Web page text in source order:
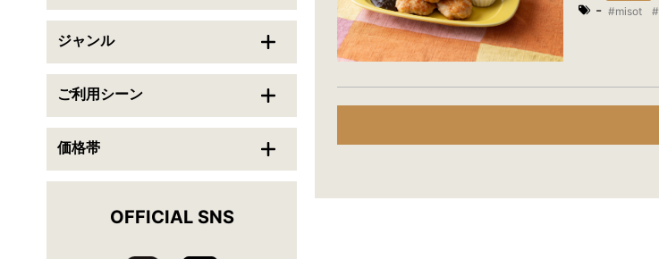
ご利用シーンで絞り込む
送料無料 翌日配送可能
ジャンル
ご利用シーン
価格帯
OFFICIAL SNS
- misot